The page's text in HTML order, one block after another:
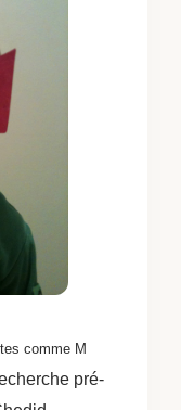
comme M
pré-